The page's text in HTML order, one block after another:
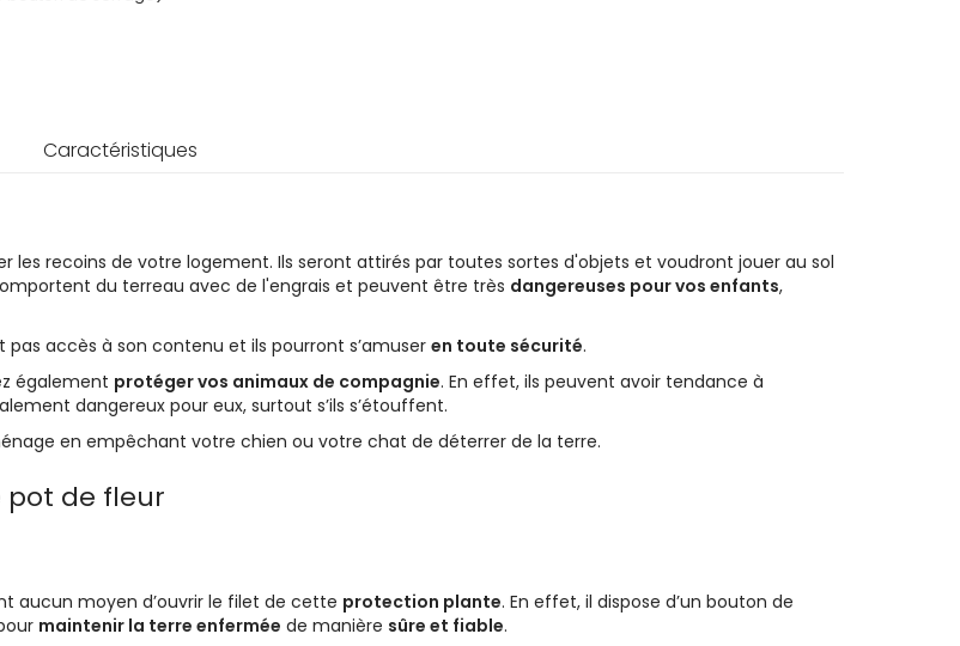
Caractéristiques
recoins de votre logement. Ils seront attirés par toutes sortes d'objets et voudront jouer au sol
du terreau avec de l'engrais et peuvent être très dangereuses pour vos enfants,
pas accès à son contenu et ils pourront s’amuser en toute sécurité.
également protéger vos animaux de compagnie. En effet, ils peuvent avoir tendance à
dangereux pour eux, surtout s’ils s’étouffent.
en empêchant votre chien ou votre chat de déterrer de la terre.
pot de fleur
aucun moyen d’ouvrir le filet de cette protection plante. En effet, il dispose d’un bouton de
maintenir la terre enfermée de manière sûre et fiable.